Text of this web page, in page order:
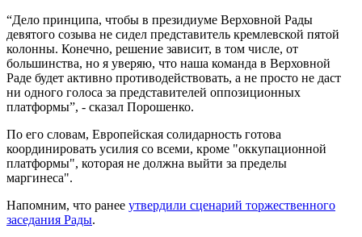
“Дело принципа, чтобы в президиуме Верховной Рады
девятого созыва не сидел представитель кремлевской пятой
колонны. Конечно, решение зависит, в том числе, от
большинства, но я уверяю, что наша команда в Верховной
Раде будет активно противодействовать, а не просто не даст
ни одного голоса за представителей оппозиционных
платформы”, - сказал Порошенко.
По его словам, Европейская солидарность готова
координировать усилия со всеми, кроме "оккупационной
платформы", которая не должна выйти за пределы
маргинеса".
Напомним, что ранее утвердили сценарий торжественного
заседания Рады.